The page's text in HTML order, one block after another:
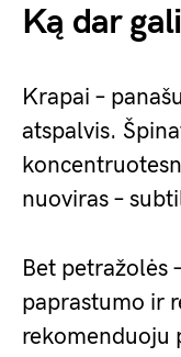
Ką dar
Krapai –
atspalvis.
nuoviras –
Bet petražolės
paprastumo ir
rekomenduoju